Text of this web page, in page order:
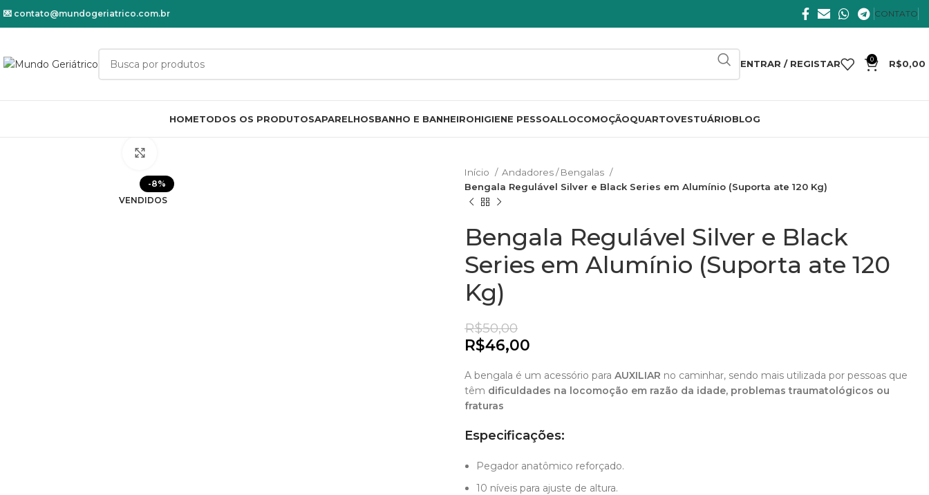
💌 contato@mundogeriatrico.com.br CONTATO
ENTRAR / REGISTAR 0 R$0,00
HOMETODOS OS PRODUTOSAPARELHOSBANHO E BANHEIROHIGIENE PESSOALLOCOMOÇÃOQUARTOVESTUÁRIOBLOG
-8%
VENDIDOS
Início
Andadores / Bengalas
Bengala Regulável Silver e Black Series em Alumínio (Suporta ate 120 Kg)
Bengala Regulável Silver e Black
Series em Alumínio (Suporta ate 120
Kg)
R$50,00
R$46,00
A bengala é um acessório para AUXILIAR no caminhar, sendo mais utilizada por pessoas que
têm dificuldades na locomoção em razão da idade, problemas traumatológicos ou
fraturas
Especificações:
Pegador anatômico reforçado.
10 níveis para ajuste de altura.